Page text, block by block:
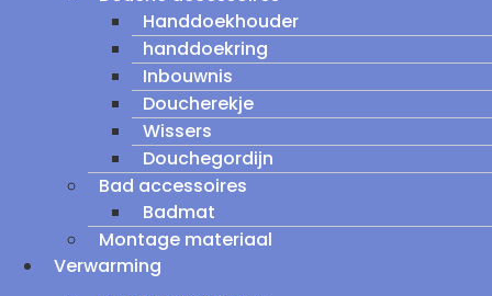
Handdoekhouder
handdoekring
Inbouwnis
Doucherekje
Wissers
Douchegordijn
Bad accessoires
Badmat
Montage materiaal
Verwarming